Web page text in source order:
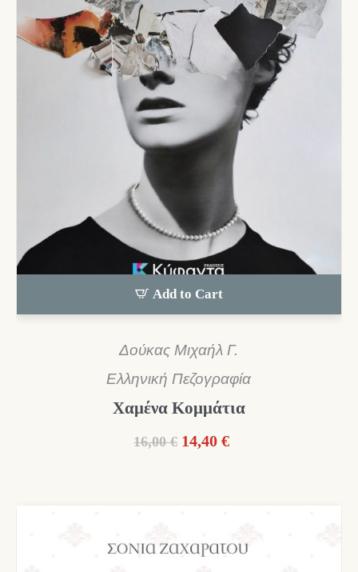
Add to Cart
Δούκας Μιχαήλ Γ.
Ελληνική Πεζογραφία
Χαμένα Κομμάτια
16,00 € Original
14,40 €Η